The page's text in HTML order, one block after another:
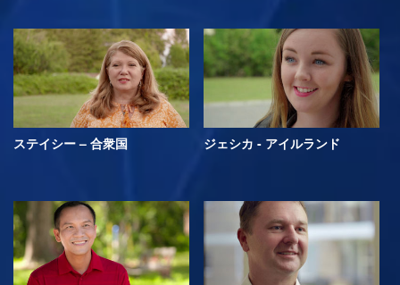
ステイシー – 合衆国 ジェシカ - アイルランド